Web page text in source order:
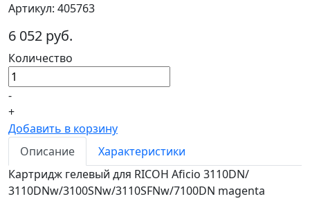
Артикул: 405763
6 052 руб.
Количество
-
+
Добавить в корзину
Описание
Характеристики
Картридж гелевый для RICOH Aficio 3110DN/
3110DNw/3100SNw/3110SFNw/7100DN magenta